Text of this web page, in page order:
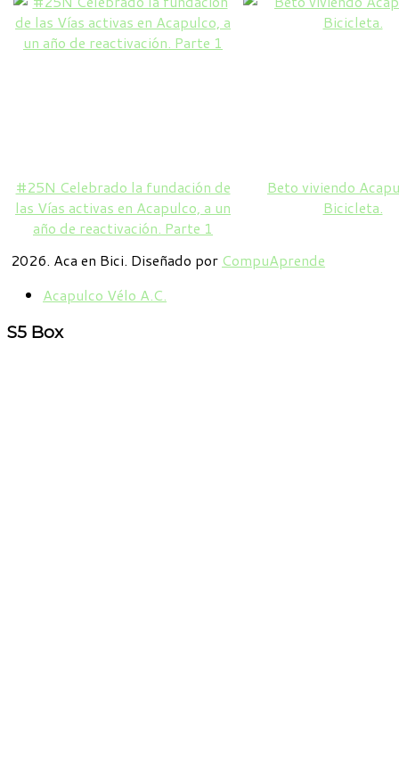
#25N Celebrado la fundación de
las Vías activas en Acapulco, a un
año de reactivación. Parte 1
Beto viviendo
Bicicleta.
2026. Aca en Bici. Diseñado por CompuAprende
Acapulco Vélo A.C.
S5 Box